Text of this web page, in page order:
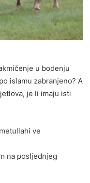
u bodenju
islamu zabranjeno? A
je li imaju isti
ve
na posljednjeg